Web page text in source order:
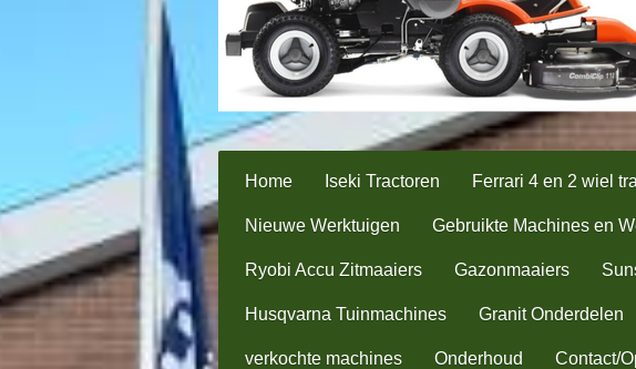
Home Iseki Tractoren Ferrari 4 en 2 wiel
Nieuwe Werktuigen Gebruikte Machines en
Ryobi Accu Zitmaaiers Gazonmaaiers
Husqvarna Tuinmachines Granit Onderdelen
verkochte machines Onderhoud Contact/